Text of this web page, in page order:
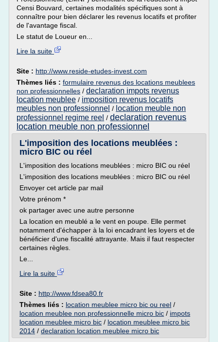
Censi Bouvard, certaines modalités spécifiques sont à
connaître pour bien déclarer les revenus locatifs et profiter
de l'avantage fiscal.
Le statut de Loueur en...
Lire la suite
Site : http://www.reside-etudes-invest.com
Thèmes liés : formulaire revenus des locations meublees
non professionnelles / declaration impots revenus
location meublee / imposition revenus locatifs
meubles non professionnel / location meuble non
professionnel regime reel / declaration revenus
location meuble non professionnel
L'imposition des locations meublées :
micro BIC ou réel
L'imposition des locations meublées : micro BIC ou réel
L'imposition des locations meublées : micro BIC ou réel
Envoyer cet article par mail
Votre prénom *
ok partager avec une autre personne
La location en meublé a le vent en poupe. Elle permet
notamment d'échapper à la loi encadrant les loyers et de
bénéficier d'une fiscalité attrayante. Mais il faut respecter
certaines règles.
Le...
Lire la suite
Site : http://www.fdsea80.fr
Thèmes liés : location meublee micro bic ou reel /
location meublee non professionnelle micro bic / impots
location meublee micro bic / location meublee micro bic
2014 / declaration location meublee micro bic